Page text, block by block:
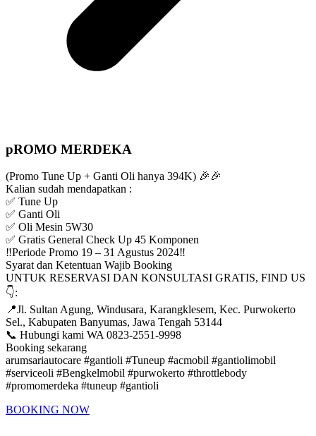
pROMO MERDEKA
(Promo Tune Up + Ganti Oli hanya 394K) 🎉🎉
Kalian sudah mendapatkan :
✅ Tune Up
✅ Ganti Oli
✅ Oli Mesin 5W30
✅ Gratis General Check Up 45 Komponen
‼️Periode Promo 19 – 31 Agustus 2024‼️
Syarat dan Ketentuan Wajib Booking
UNTUK RESERVASI DAN KONSULTASI GRATIS, FIND US
👇:
📍Jl. Sultan Agung, Windusara, Karangklesem, Kec. Purwokerto
Sel., Kabupaten Banyumas, Jawa Tengah 53144
📞 Hubungi kami WA 0823-2551-9998
Booking sekarang
arumsariautocare #gantioli #Tuneup #acmobil #gantiolimobil
#serviceoli #Bengkelmobil #purwokerto #throttlebody
#promomerdeka #tuneup #gantioli
BOOKING NOW